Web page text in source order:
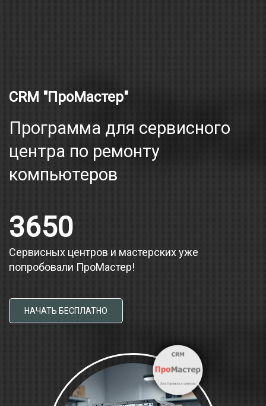
CRM "ПроМастер"
Программа для сервисного
центра по ремонту
компьютеров
3650
Сервисных центров и мастерских уже
попробовали ПроМастер!
НАЧАТЬ БЕСПЛАТНО